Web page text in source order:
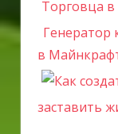
Генератор
в
заставить